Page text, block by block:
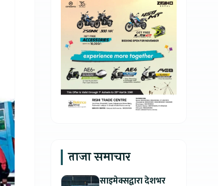
ताजा समाचार
साइमेक्सद्वारा देशभर